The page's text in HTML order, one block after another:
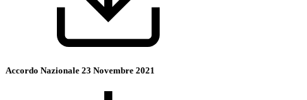
Accordo Nazionale 23 Novembre 2021